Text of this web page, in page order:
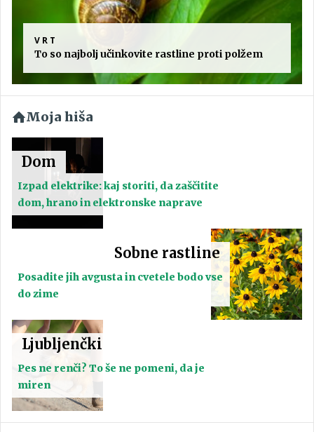
VRT
To so najbolj učinkovite rastline proti polžem
Moja hiša
Dom
Izpad elektrike: kaj storiti, da zaščitite
dom, hrano in elektronske naprave
Sobne rastline
Posadite jih avgusta in cvetele bodo vse
do zime
Ljubljenčki
Pes ne renči? To še ne pomeni, da je
miren